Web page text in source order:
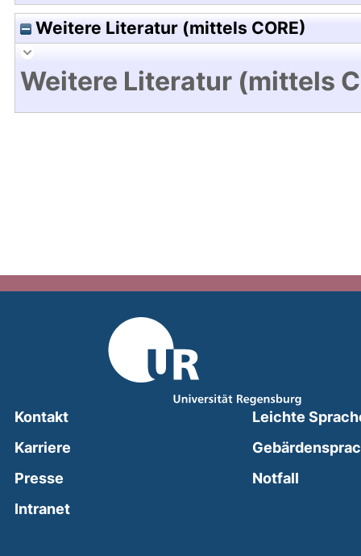
Weitere Literatur (mittels CORE)
Weitere Literatur (mittels
Kontakt
Karriere
Presse
Intranet(external link, opens in a new window)
Leichte
Notfall